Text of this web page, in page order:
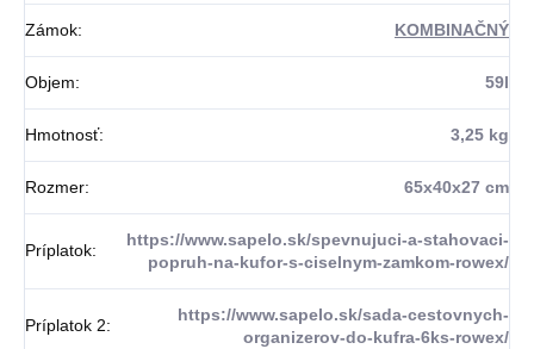
Zámok: KOMBINAČNÝ
Objem: 59l
Hmotnosť: 3,25 kg
Rozmer: 65x40x27 cm
Príplatok:
https://www.sapelo.sk/spevnujuci-a-stahovaci-
popruh-na-kufor-s-ciselnym-zamkom-rowex/
Príplatok 2:
https://www.sapelo.sk/sada-cestovnych-
organizerov-do-kufra-6ks-rowex/